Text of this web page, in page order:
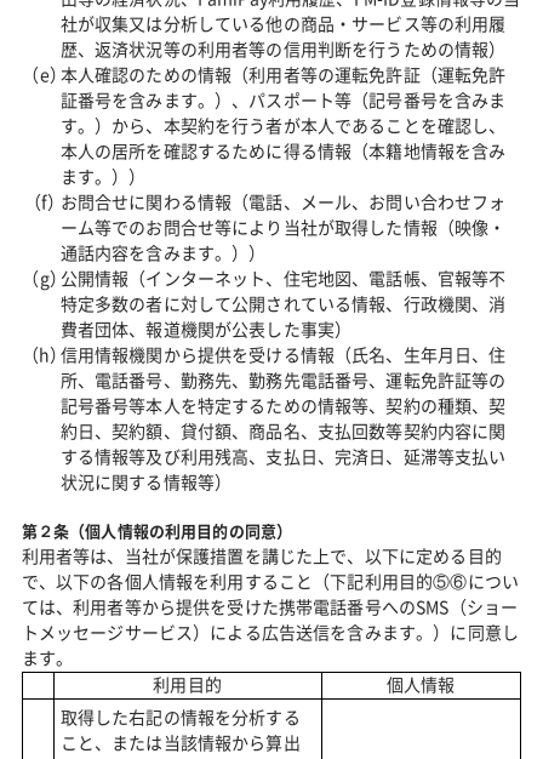
社が収集又は分析している他の商品・サービス等の利用履
歴、返済状況等の利用者等の信用判断を行うための情報）
本人確認のための情報（利用者等の運転免許証（運転免許
証番号を含みます。）、パスポート等（記号番号を含みま
す。）から、本契約を行う者が本人であることを確認し、
本人の居所を確認するために得る情報（本籍地情報を含み
ます。））
お問合せに関わる情報（電話、メール、お問い合わせフォ
ーム等でのお問合せ等により当社が取得した情報（映像・
通話内容を含みます。））
公開情報（インターネット、住宅地図、電話帳、官報等不
特定多数の者に対して公開されている情報、行政機関、消
費者団体、報道機関が公表した事実）
信用情報機関から提供を受ける情報（氏名、生年月日、住
所、電話番号、勤務先、勤務先電話番号、運転免許証等の
記号番号等本人を特定するための情報等、契約の種類、契
約日、契約額、貸付額、商品名、支払回数等契約内容に関
する情報等及び利用残高、支払日、完済日、延滞等支払い
状況に関する情報等）
第２条（個人情報の利用目的の同意）
利用者等は、当社が保護措置を講じた上で、以下に定める目的
で、以下の各個人情報を利用すること（下記利用目的⑤⑥につい
ては、利用者等から提供を受けた携帯電話番号へのSMS（ショー
トメッセージサービス）による広告送信を含みます。）に同意し
ます。
利用目的
個人情報
取得した右記の情報を分析する
こと、または当該情報から算出